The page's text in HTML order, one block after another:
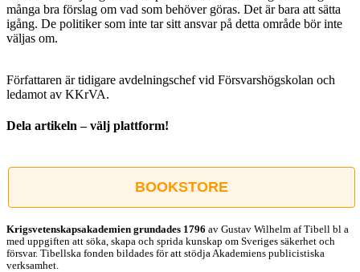
många bra förslag om vad som behöver göras. Det är bara att sätta
igång. De politiker som inte tar sitt ansvar på detta område bör inte
väljas om.
Författaren är tidigare avdelningschef vid Försvarshögskolan och
ledamot av KKrVA.
Dela artikeln – välj plattform!
post
BOOKSTORE
Krigsvetenskap­sakademien grundades 1796 av Gustav Wilhelm af Tibell bl a
med uppgiften att söka, skapa och sprida kunskap om Sveriges säkerhet och
försvar. Tibellska fonden bildades för att stödja Akademiens publicistiska
verksamhet.